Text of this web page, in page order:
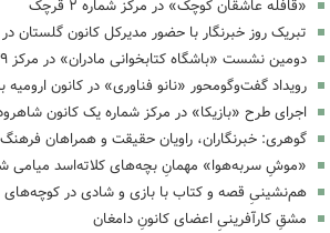
«قافله عاشقان کوچک» در مرکز شماره ۲ قرچک
تبریک روز خبرنگار با حضور مدیرکل کانون گلستان در
دومین نشست «باشگاه کتابخوانی مادران» در مرکز ۳۹
رویداد گفت‌وگومحور «نانو فناوری» در کانون ارومیه
اجرای طرح «بازیکا» در مرکز شماره یک کانون
گوهری: خبرنگاران، راویان حقیقت و همراهان
«موشِ سربه‌هوا» مهمانِ بچه‌های کلاته‌اسد میامی
هم‌نشینیِ قصه و کتاب با بازی و شادی در کوچه‌های
مشقِ کارآفرینیِ اعضای کانونِ دامغان